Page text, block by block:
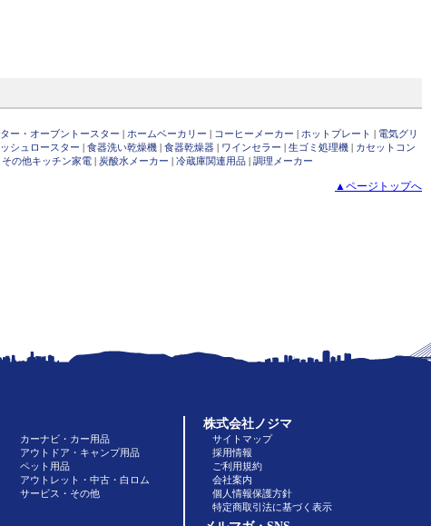
ター・オーブントースター | ホームベーカリー | コーヒーメーカー | ホットプレート | 電気グリ
シュロースター | 食器洗い乾燥機 | 食器乾燥器 | ワインセラー | 生ゴミ処理機 | カセットコン
その他キッチン家電 | 炭酸水メーカー | 冷蔵庫関連用品 | 調理メーカー
▲ページトップへ
カーナビ・カー用品
アウトドア・キャンプ用品
ペット用品
アウトレット・中古・白ロム
サービス・その他
株式会社ノジマ
サイトマップ
採用情報
ご利用規約
会社案内
個人情報保護方針
特定商取引法に基づく表示